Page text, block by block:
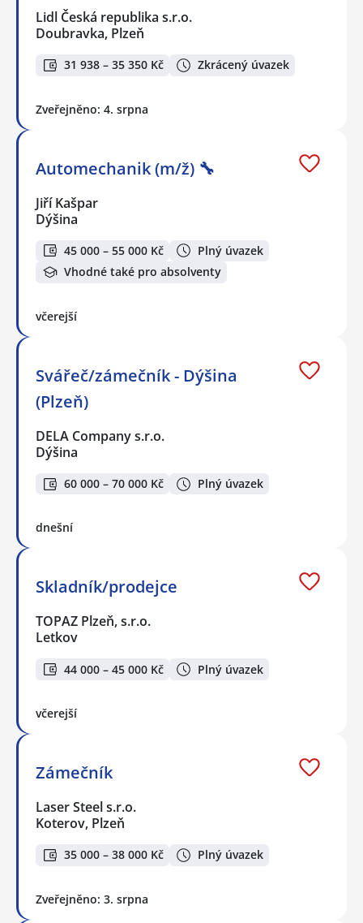
Lidl Česká republika s.r.o.
Doubravka, Plzeň
31 938 – 35 350 Kč Zkrácený úvazek
Zveřejněno: 4. srpna
Automechanik (m/ž) 🔧
Jiří Kašpar
Dýšina
45 000 – 55 000 Kč
Plný úvazek
Vhodné také pro absolventy
včerejší
Svářeč/zámečník - Dýšina
(Plzeň)
DELA Company s.r.o.
Dýšina
60 000 – 70 000 Kč Plný úvazek
dnešní
Skladník/prodejce
TOPAZ Plzeň, s.r.o.
Letkov
44 000 – 45 000 Kč Plný úvazek
včerejší
Zámečník
Laser Steel s.r.o.
Koterov, Plzeň
35 000 – 38 000 Kč Plný úvazek
Zveřejněno: 3. srpna